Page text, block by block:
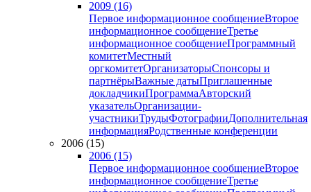
2009 (16)
Первое информационное сообщениеВторое
информационное сообщениеТретье
информационное сообщениеПрограммный
комитетМестный
оргкомитетОрганизаторыСпонсоры и
партнёрыВажные датыПриглашенные
докладчикиПрограммаАвторский
указательОрганизации-
участникиТрудыФотографииДополнительная
информацияРодственные конференции
2006 (15)
2006 (15)
Первое информационное сообщениеВторое
информационное сообщениеТретье